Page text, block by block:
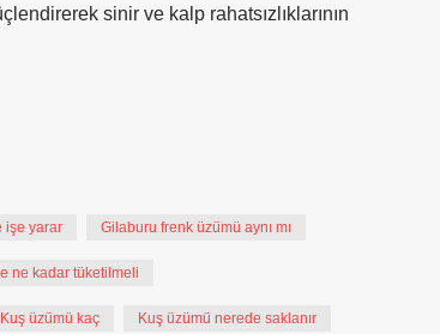
sinir ve kalp rahatsızlıklarının
işe yarar Gilaburu frenk üzümü aynı mı
ne kadar tüketilmeli
Kuş üzümü kaç Kuş üzümü nerede saklanır